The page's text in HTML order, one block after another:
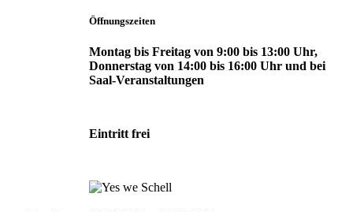
Öffnungszeiten
Montag bis Freitag von 9:00 bis 13:00 Uhr,
Donnerstag von 14:00 bis 16:00 Uhr und bei
Saal-Veranstaltungen
Eintritt frei